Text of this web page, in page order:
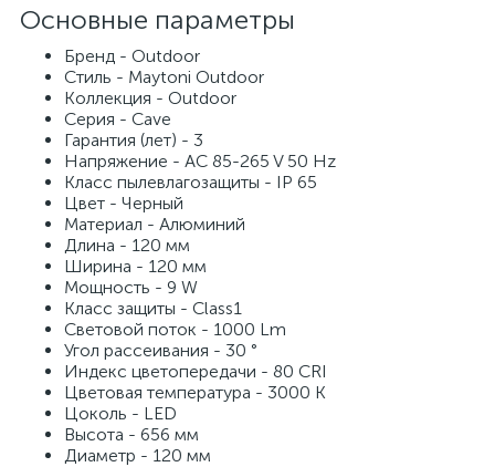
Основные параметры
Бренд - Outdoor
Стиль - Maytoni Outdoor
Коллекция - Outdoor
Серия - Cave
Гарантия (лет) - 3
Напряжение - AC 85-265 V 50 Hz
Класс пылевлагозащиты - IP 65
Цвет - Черный
Материал - Алюминий
Длина - 120 мм
Ширина - 120 мм
Мощность - 9 W
Класс защиты - Class1
Световой поток - 1000 Lm
Угол рассеивания - 30 °
Индекс цветопередачи - 80 CRI
Цветовая температура - 3000 K
Цоколь - LED
Высота - 656 мм
Диаметр - 120 мм